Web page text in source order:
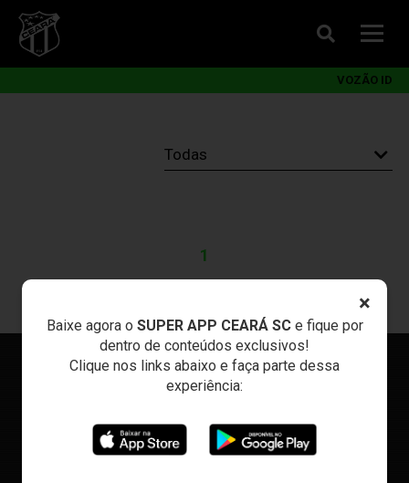
×
Baixe agora o SUPER APP CEARÁ SCe fique por
dentro de conteúdos exclusivos!
Clique nos links abaixo e faça parte dessa
experiência:
VOZÃO ID
1